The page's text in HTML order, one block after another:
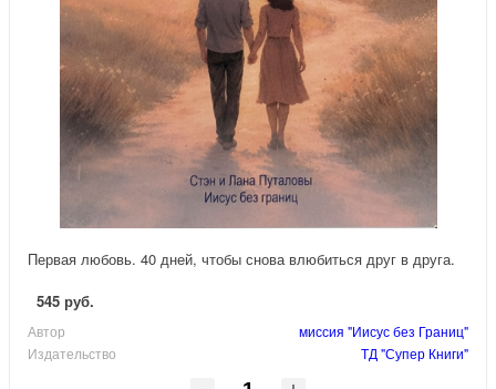
Первая любовь. 40 дней, чтобы снова влюбиться друг в друга.
545 руб.
Автор
миссия "Иисус без Границ"
Издательство
ТД "Супер Книги"